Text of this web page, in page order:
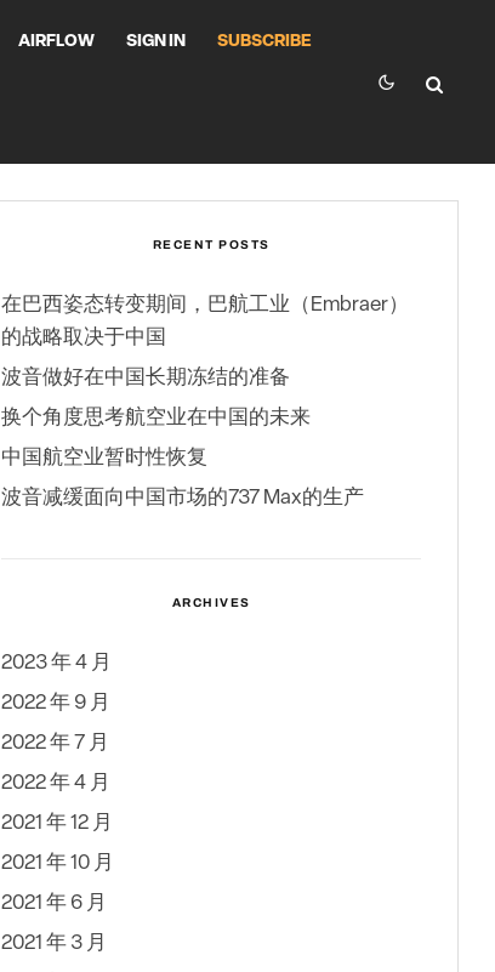
AIRFLOW SIGN IN SUBSCRIBE
RECENT POSTS
在巴西姿态转变期间，巴航工业（Embraer）
的战略取决于中国
波音做好在中国长期冻结的准备
换个角度思考航空业在中国的未来
中国航空业暂时性恢复
波音减缓面向中国市场的737 Max的生产
ARCHIVES
2023 年 4 月
2022 年 9 月
2022 年 7 月
2022 年 4 月
2021 年 12 月
2021 年 10 月
2021 年 6 月
2021 年 3 月